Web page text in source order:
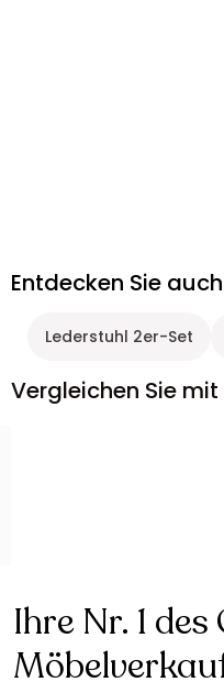
Entdecken Sie auch
Lederstuhl 2er-Set
Vergleichen Sie
Ihre Nr. 1